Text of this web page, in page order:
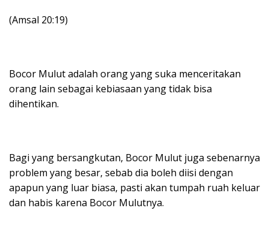
(Amsal 20:19)
Bocor Mulut adalah orang yang suka menceritakan
orang lain sebagai kebiasaan yang tidak bisa
dihentikan.
Bagi yang bersangkutan, Bocor Mulut juga sebenarnya
problem yang besar, sebab dia boleh diisi dengan
apapun yang luar biasa, pasti akan tumpah ruah keluar
dan habis karena Bocor Mulutnya.